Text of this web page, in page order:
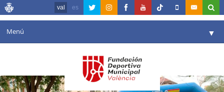
val es
Menú ▼
Agenda